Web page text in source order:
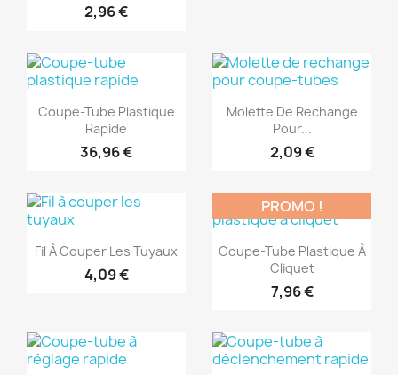
2,96 €
Aperçu rapide
Coupe-Tube Plastique
Rapide
36,96 €
Aperçu rapide
Molette De Rechange
Pour...
2,09 €
(1)
Aperçu rapide
Fil À Couper Les Tuyaux
4,09 €
Aperçu rapide
Coupe-Tube Plastique À
Cliquet
7,96 €
(1)
PROMO !
(1)